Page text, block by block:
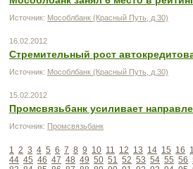
Источник: Мособлбанк (Красный Путь, д.30)
16.02.2012
Стремительный рост
Источник: Мособлбанк (Красный Путь, д.30)
15.02.2012
Промсвязьбанк усиливает
Источник: Промсвязьбанк
1 2 3 4 5 6 7 8 9 10 11 12 13 14 15 16
44 45 46 47 48 49 50 51 52 53 54 55 56